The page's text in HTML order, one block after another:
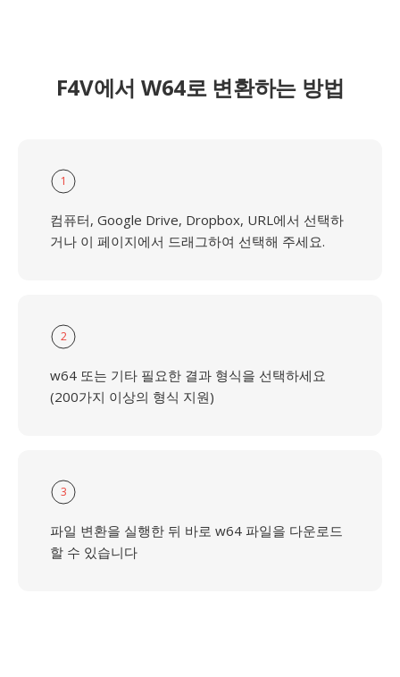
F4V에서 W64로 변환하는 방법
1
컴퓨터, Google Drive, Dropbox, URL에서 선택하
거나 이 페이지에서 드래그하여 선택해 주세요.
2
w64 또는 기타 필요한 결과 형식을 선택하세요
(200가지 이상의 형식 지원)
3
파일 변환을 실행한 뒤 바로 w64 파일을 다운로드
할 수 있습니다